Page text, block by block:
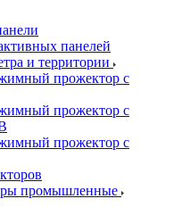
панелей
и территории
прожектор с
прожектор с
прожектор с
промышленные